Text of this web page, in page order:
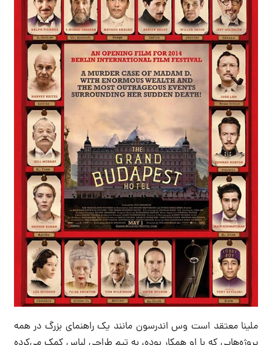
ملینا معتقد است وس اندرسون مانند یک راهنمای بزرگ در همه